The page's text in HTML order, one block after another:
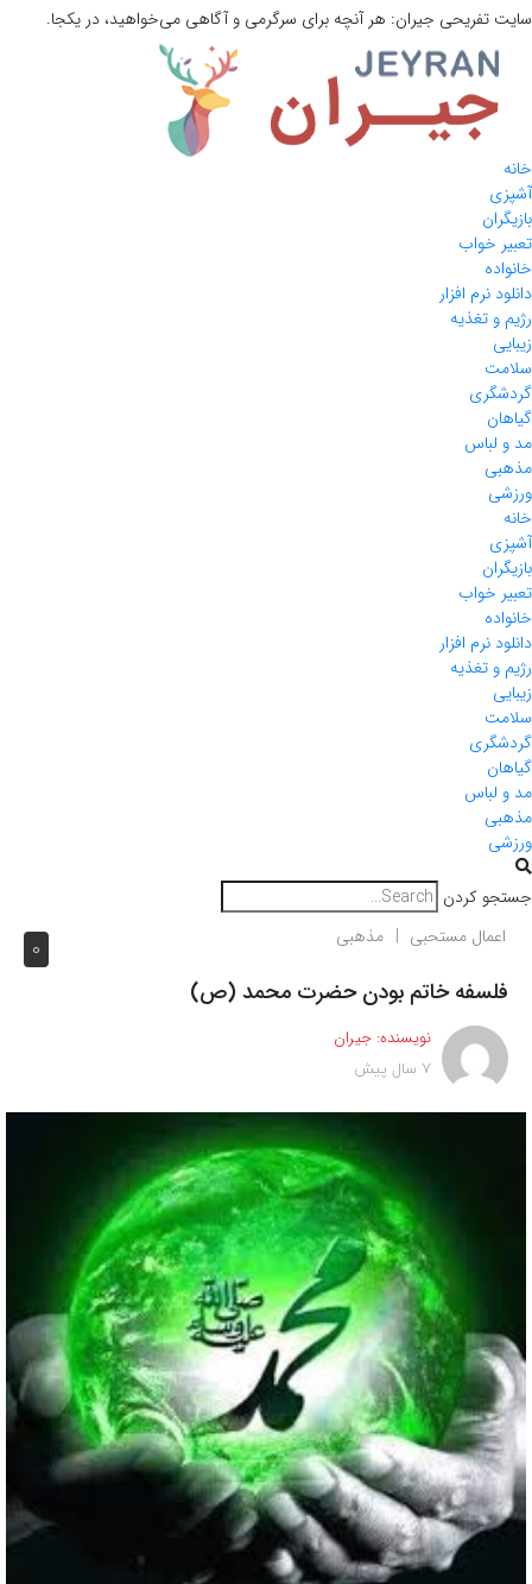
سایت تفریحی جیران: هر آنچه برای سرگرمی و آگاهی می‌خواهید، در یکجا.
خانه
آشپزی
بازیگران
تعبیر خواب
خانواده
دانلود نرم افزار
رژیم و تغذیه
زیبایی
سلامت
گردشگری
گیاهان
مد و لباس
مذهبی
ورزشی
خانه
آشپزی
بازیگران
تعبیر خواب
خانواده
دانلود نرم افزار
رژیم و تغذیه
زیبایی
سلامت
گردشگری
گیاهان
مد و لباس
مذهبی
ورزشی
جستجو کردن
0 اعمال مستحبی مذهبی
فلسفه خاتم بودن حضرت محمد (ص)
نویسنده: جیران
7 سال پیش